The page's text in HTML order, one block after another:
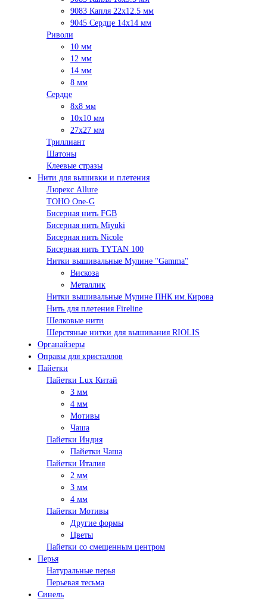
9083 Капля 22x12.5 мм
9045 Сердце 14х14 мм
Риволи
10 мм
12 мм
14 мм
8 мм
Сердце
8х8 мм
10х10 мм
27х27 мм
Триллиант
Шатоны
Клеевые стразы
Нити для вышивки и плетения
Люрекс Аllure
TOHO One-G
Бисерная нить FGB
Бисерная нить Miyuki
Бисерная нить Nicole
Бисерная нить TYTAN 100
Нитки вышивальные Мулине "Gamma"
Вискоза
Металлик
Нитки вышивальные Мулине ПНК им.Кирова
Нить для плетения Fireline
Шелковые нити
Шерстяные нитки для вышивания RIOLIS
Органайзеры
Оправы для кристаллов
Пайетки
Пайетки Lux Китай
3 мм
4 мм
Мотивы
Чаша
Пайетки Индия
Пайетки Чаша
Пайетки Италия
2 мм
3 мм
4 мм
Пайетки Мотивы
Другие формы
Цветы
Пайетки со смещенным центром
Перья
Натуральные перья
Перьевая тесьма
Синель